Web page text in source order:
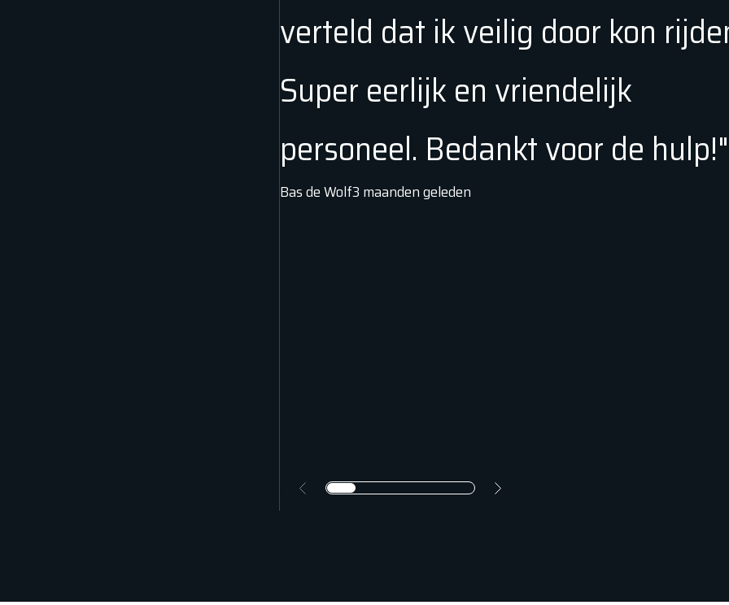
verteld dat ik veilig door kon
Super eerlijk en vriendelijk
personeel. Bedankt voor de hulp!"
Bas de Wolf3 maandengeleden